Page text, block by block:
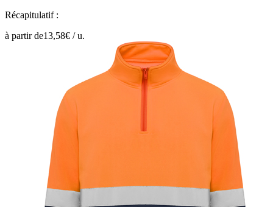
Récapitulatif :
à partir de13,58€ /u.